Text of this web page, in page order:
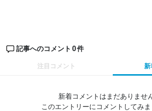
記事へのコメント 0件
注目コメント 新
新着コメントはまだありませ
このエントリーにコメントしてみま